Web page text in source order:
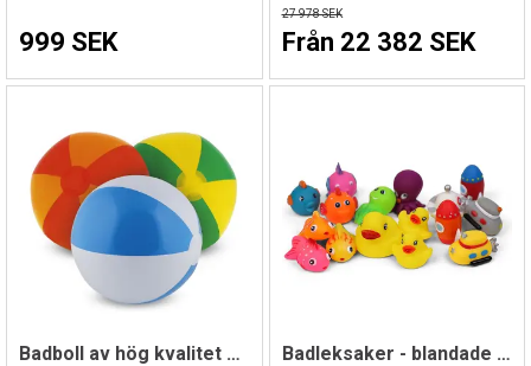
999 SEK
27 978 SEK
Från 22 382 SEK
Badboll av hög kvalitet 3 st Badleksaker - blandade figurer